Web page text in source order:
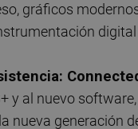
gráficos
y al nuevo
nueva generación